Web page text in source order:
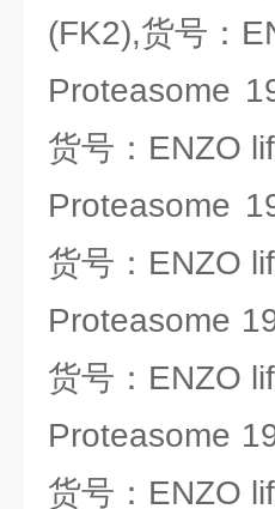
(FK2),货号：
Proteasome
货号：ENZO
Proteasome
货号：ENZO
Proteasome
货号：ENZO
Proteasome
货号：ENZO